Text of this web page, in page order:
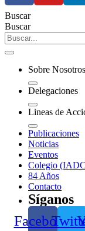
Buscar
Buscar
Sobre Nosotros
Delegaciones
Lineas de
Publicaciones
Noticias
Eventos
Colegio
84 Años
Contacto
Síganos
Facebook